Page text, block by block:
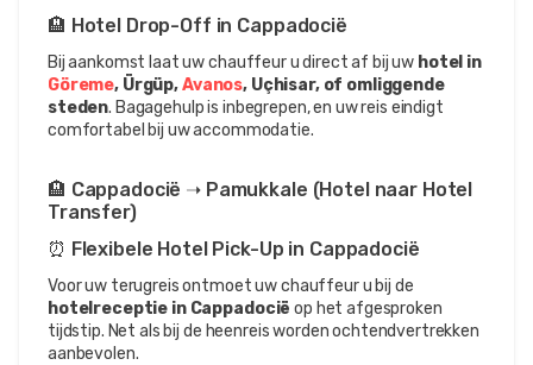
🏨 Hotel Drop-Off in Cappadocië
Bij aankomst laat uw chauffeur u direct af bij uw
hotel in
Göreme, Ürgüp, Avanos, Uçhisar, of omliggende
steden. Bagagehulp is inbegrepen, en uw reis eindigt
comfortabel bij uw accommodatie.
🏨 Cappadocië ➝ Pamukkale (Hotel naar Hotel
Transfer)
⏰ Flexibele Hotel Pick-Up in Cappadocië
hotelreceptie in Cappadocië op het afgesproken
tijdstip. Net als bij de heenreis worden ochtendvertrekken
aanbevolen.